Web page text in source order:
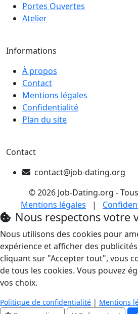
Portes Ouvertes
Atelier
Informations
À propos
Contact
Mentions légales
Confidentialité
Plan du site
Contact
contact@job-dating.org
© 2026 Job-Dating.org -
Mentions légales
|
Nous respectons votre
Nous utilisons des cookies pour
expérience et afficher des
cliquant sur "Accepter tout", vous
de tous les cookies. Vous pouvez
vos choix.
Politique de confidentialité | Mentions